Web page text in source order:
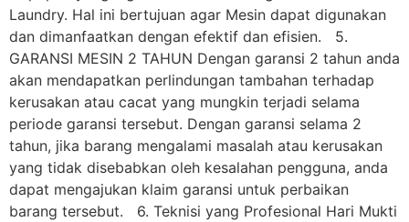
Laundry. Hal ini bertujuan agar Mesin dapat digunakan
dan dimanfaatkan dengan efektif dan efisien. 5.
GARANSI MESIN 2 TAHUN Dengan garansi 2 tahun anda
akan mendapatkan perlindungan tambahan terhadap
kerusakan atau cacat yang mungkin terjadi selama
periode garansi tersebut. Dengan garansi selama 2
tahun, jika barang mengalami masalah atau kerusakan
yang tidak disebabkan oleh kesalahan pengguna, anda
dapat mengajukan klaim garansi untuk perbaikan
barang tersebut. 6. Teknisi yang Profesional Hari Mukti